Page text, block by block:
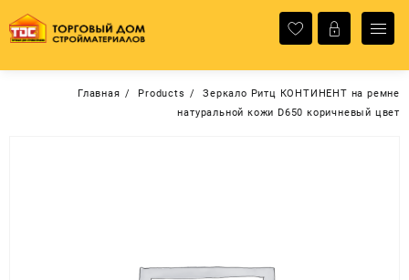
содержимому
Главная Products
Зеркало Ритц КОНТИНЕНТ на ремне
натуральной кожи D650 коричневый цвет